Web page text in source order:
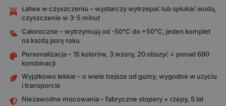
Łatwe w czyszczeniu – wystarczy wytrzepać lub spłukać wodą,
czyszczenie w 3-5 minut
Całoroczne – wytrzymują od -50°C do +50°C, jeden komplet
na każdą porę roku
Personalizacja – 15 kolorów, 3 wzory, 20 obszyć = ponad 690
kombinacji
Wyjątkowo lekkie – o wiele lżejsze od gumy, wygodne w użyciu
i transporcie
Niezawodne mocowania – fabryczne stopery + rzepy, 5 lat